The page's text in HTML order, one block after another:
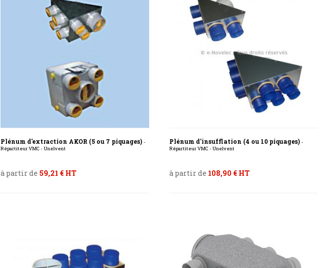
Plénum d'extraction AKOR (5 ou 7 piquages) -
Répartiteur VMC - Unelvent
à partir de 59,21 € HT
Plénum d'insufflation (4 ou 10 piquages) -
Répartiteur VMC - Unelvent
à partir de 108,90 € HT